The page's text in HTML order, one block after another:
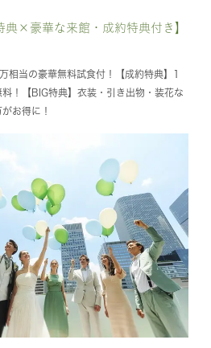
典×豪華な来館・成約特典付き】
相当の豪華無料試食付！【成約特典】1
！【BIG特典】衣装・引き出物・装花な
お得に！